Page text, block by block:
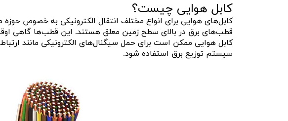
کابل هوایی چیست؟
کابل‌های هوایی برای انواع مختلف انتقال الکترونیکی به خصوص حوزه
قطب‌های برق در بالای سطح زمین معلق هستند. این قطب‌ها گاهی
کابل هوایی ممکن است برای حمل سیگنال‌های الکترونیکی مانند
سیستم توزیع برق استفاده شود.